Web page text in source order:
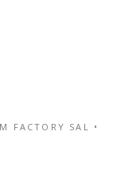
FACTORY SAL •